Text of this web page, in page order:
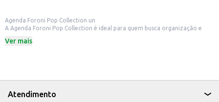
Agenda Foroni Pop Collection un
A Agenda Foroni Pop Collection é ideal para quem busca organização e
compromissos, anotações e atividades diárias.
Leve para o trabalho, escola ou faculdade para ter sempre à mão suas
anotações.
Com a Agenda Foroni Pop Collection, você terá uma ferramenta prática e
Ver mais
Atendimento